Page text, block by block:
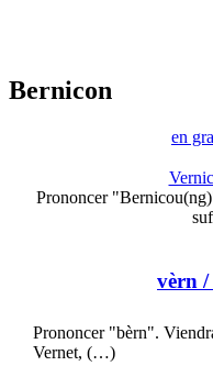
Bernicon
en
Prononcer
vèrn /
Prononcer "bèrn".
Vernet, (…)